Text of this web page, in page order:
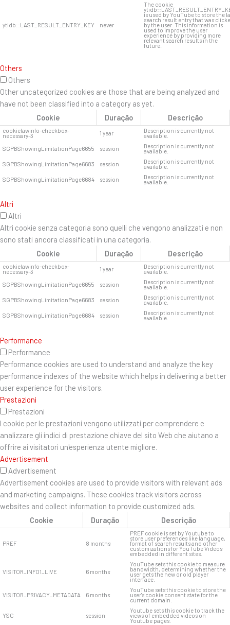
ytidb::LAST_RESULT_ENTRY_KEY never
The cookie
is used by YouTube to store the
search result entry that was
by the user. This information is
used to improve the user
experience by providing more
relevant search results in the
future.
Others
Others
Other uncategorized cookies are those that are being analyzed and
have not been classified into a category as yet.
Cookie
Duração Descrição
cookielawinfo-checkbox-
necessary-3 1 year Description is currently not
available.
SGPBShowingLimitationPage6655
session Description is currently not
available.
SGPBShowingLimitationPage6683
session Description is currently not
available.
SGPBShowingLimitationPage6684
session Description is currently not
available.
Altri
Altri
Altri cookie senza categoria sono quelli che vengono analizzati e non
sono stati ancora classificati in una categoria.
Cookie
Duração Descrição
cookielawinfo-checkbox-
necessary-3 1 year Description is currently not
available.
SGPBShowingLimitationPage6655
session Description is currently not
available.
SGPBShowingLimitationPage6683
session Description is currently not
available.
SGPBShowingLimitationPage6684
session Description is currently not
available.
Performance
Performance
Performance cookies are used to understand and analyze the key
performance indexes of the website which helps in delivering a better
user experience for the visitors.
Prestazioni
Prestazioni
I cookie per le prestazioni vengono utilizzati per comprendere e
analizzare gli indici di prestazione chiave del sito Web che aiutano a
offrire ai visitatori un'esperienza utente migliore.
Advertisement
Advertisement
Advertisement cookies are used to provide visitors with relevant ads
and marketing campaigns. These cookies track visitors across
websites and collect information to provide customized ads.
Cookie
Duração Descrição
PREF 8 months
PREF cookie is set by Youtube to
store user preferences like language,
format of search results and other
customizations for YouTube Videos
embedded in different sites.
VISITOR_INFO1_LIVE 6 months
YouTube sets this cookie to measure
bandwidth, determining whether the
user gets the new or old player
interface.
VISITOR_PRIVACY_METADATA 6 months
YouTube sets this cookie to store the
user's cookie consent state for the
current domain.
YSC session
Youtube sets this cookie to track the
views of embedded videos on
Youtube pages.